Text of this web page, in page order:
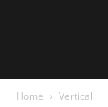
Home Vertical